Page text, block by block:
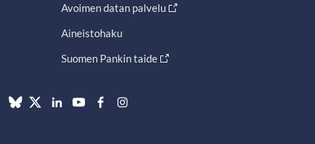
Avoimen datan palvelu
Aineistohaku
Suomen Pankin taide